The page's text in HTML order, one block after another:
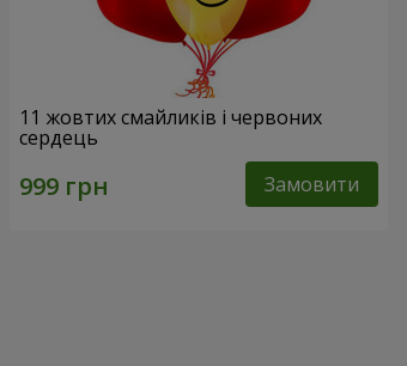
11 жовтих смайликів і червоних
сердець
Замовити